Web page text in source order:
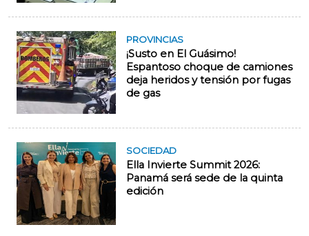
PROVINCIAS
¡Susto en El Guásimo!
Espantoso choque de camiones
deja heridos y tensión por fugas
de gas
SOCIEDAD
Ella Invierte Summit 2026:
Panamá será sede de la quinta
edición